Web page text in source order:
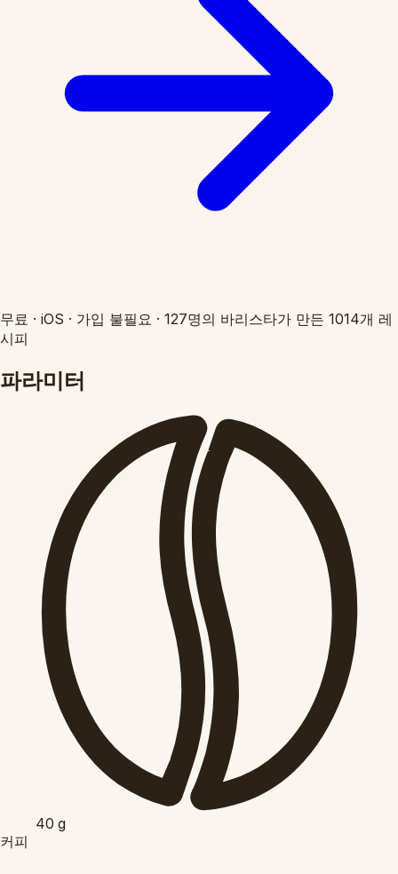
무료 · iOS · 가입 불필요 · 127명의 바리스타가 만든 1014개 레
시피
파라미터
40g
커피